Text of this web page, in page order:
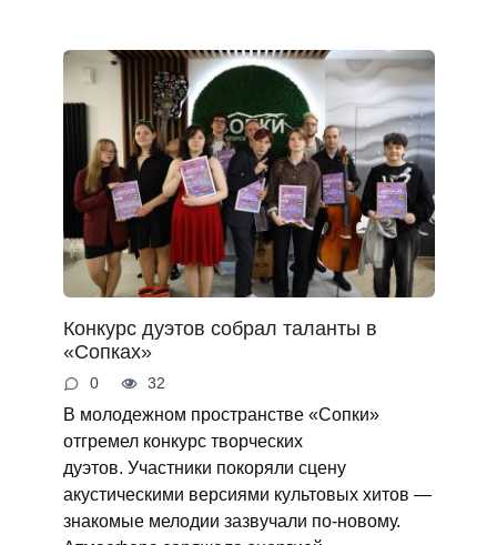
Конкурс дуэтов собрал таланты в
«Сопках»
0 32
В молодежном пространстве «Сопки»
отгремел конкурс творческих
дуэтов. Участники покоряли сцену
акустическими версиями культовых хитов —
знакомые мелодии зазвучали по‑новому.